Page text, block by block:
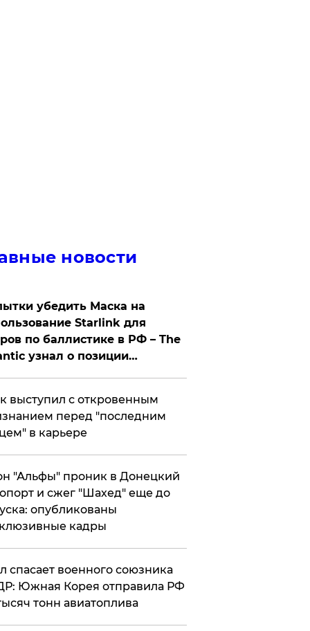
новости
убедить Маска на
Starlink для
по баллистике в РФ – The
узнал о позиции
выступил с откровенным
перед "последним
в карьере
"Альфы" проник в Донецкий
и сжег "Шахед" еще до
опубликованы
кадры
спасает военного союзника
Южная Корея отправила РФ
тонн авиатоплива